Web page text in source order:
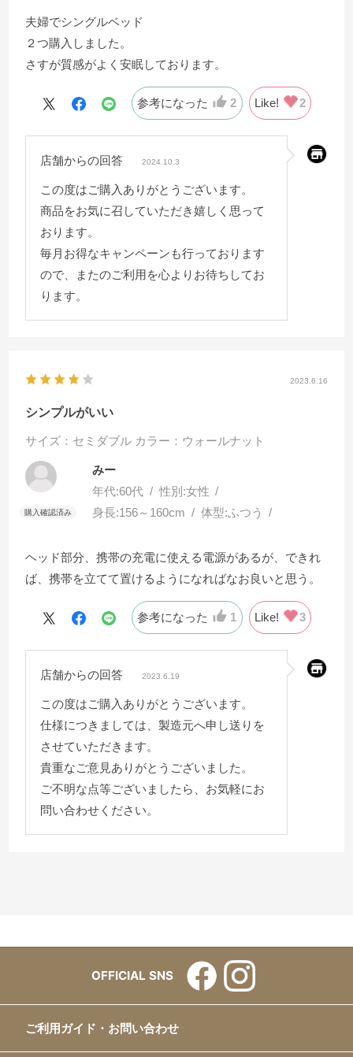
夫婦でシングルベッド
２つ購入しました。
さすが質感がよく安眠しております。
参考になった 2 Like! 2
店舗からの回答 2024.10.3
この度はご購入ありがとうございます。
商品をお気に召していただき嬉しく思って
おります。
毎月お得なキャンペーンも行っております
ので、またのご利用を心よりお待ちしてお
ります。
2023.6.16
シンプルがいい
サイズ：セミダブル カラー：ウォールナット
みー
年代:60代 性別:女性
身長:156～160cm 体型:ふつう
ヘッド部分、携帯の充電に使える電源があるが、できれ
ば、携帯を立てて置けるようになればなお良いと思う。
参考になった 1 Like! 3
店舗からの回答 2023.6.19
この度はご購入ありがとうございます。
仕様につきましては、製造元へ申し送りを
させていただきます。
貴重なご意見ありがとうございました。
ご不明な点等ございましたら、お気軽にお
問い合わせください。
OFFICIAL SNS
ご利用ガイド・お問い合わせ